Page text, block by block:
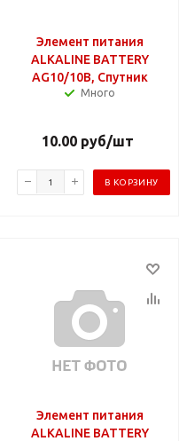
Элемент питания
ALKALINE BATTERY
AG10/10B, Спутник
Много
10.00 руб/шт
В КОРЗИНУ
Элемент питания
ALKALINE BATTERY